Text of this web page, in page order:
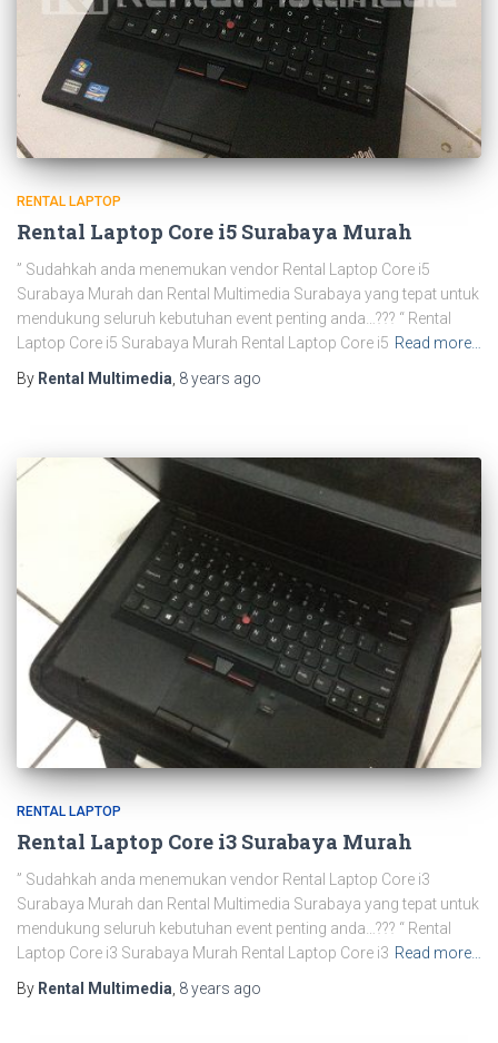
RENTAL LAPTOP
Rental Laptop Core i5 Surabaya Murah
” Sudahkah anda menemukan vendor Rental Laptop Core i5
Surabaya Murah dan Rental Multimedia Surabaya yang tepat untuk
mendukung seluruh kebutuhan event penting anda…??? “ Rental
Laptop Core i5 Surabaya Murah Rental Laptop Core i5 Read more…
By Rental Multimedia, 8 years ago
RENTAL LAPTOP
Rental Laptop Core i3 Surabaya Murah
” Sudahkah anda menemukan vendor Rental Laptop Core i3
Surabaya Murah dan Rental Multimedia Surabaya yang tepat untuk
mendukung seluruh kebutuhan event penting anda…??? “ Rental
Laptop Core i3 Surabaya Murah Rental Laptop Core i3 Read more…
By Rental Multimedia 8 years ago